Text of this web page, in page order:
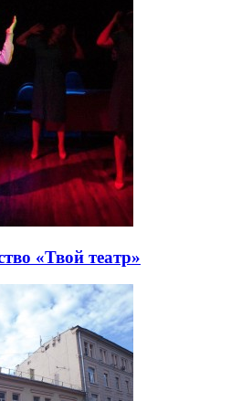
«Твой театр»